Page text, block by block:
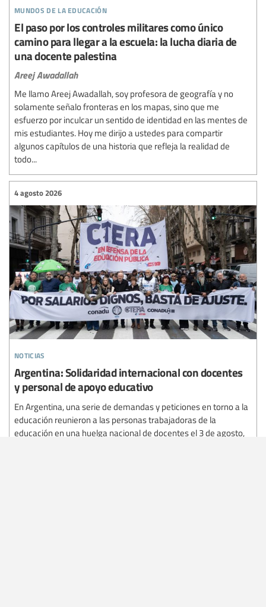
mundos de la educación
El paso por los controles militares como único
camino para llegar a la escuela: la lucha diaria de
una docente palestina
Areej Awadallah
Me llamo Areej Awadallah, soy profesora de geografía y no
solamente señalo fronteras en los mapas, sino que me
esfuerzo por inculcar un sentido de identidad en las mentes de
mis estudiantes. Hoy me dirijo a ustedes para compartir
algunos capítulos de una historia que refleja la realidad de
todo...
noticias
4 agosto 2026
Argentina: Solidaridad internacional con docentes
y personal de apoyo educativo
En Argentina, una serie de demandas y peticiones en torno a la
educación reunieron a las personas trabajadoras de la
educación en una huelga nacional de docentes el 3 de agosto,